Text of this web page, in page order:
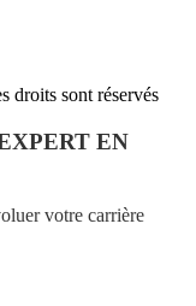
droits sont réservés
EN
votre carrière